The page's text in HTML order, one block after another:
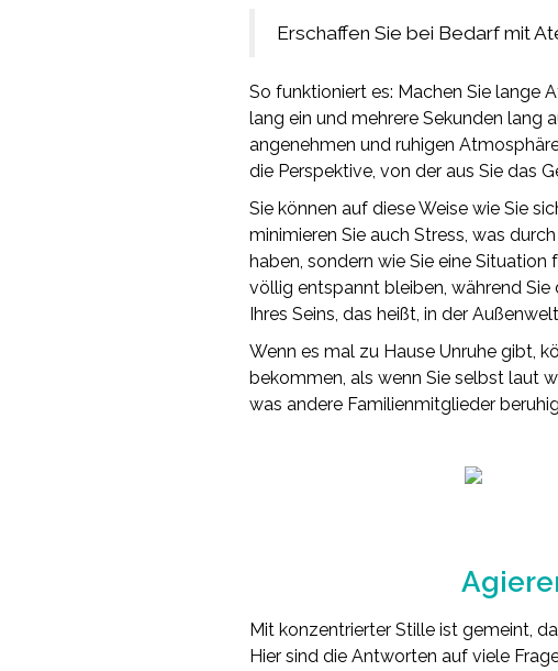
Erschaffen Sie bei Bedarf mit
So funktioniert es: Machen Sie lange
lang ein und mehrere Sekunden lang
angenehmen und ruhigen
die Perspektive, von der aus Sie das
Sie können auf diese Weise wie Sie
minimieren Sie auch Stress, was
haben, sondern wie Sie eine
völlig entspannt bleiben, während
Ihres Seins, das heißt, in der
Wenn es mal zu Hause Unruhe gibt,
bekommen, als wenn Sie selbst laut
was andere Familienmitglieder
Mit konzentrierter Stille ist gemeint,
Hier sind die Antworten auf viele